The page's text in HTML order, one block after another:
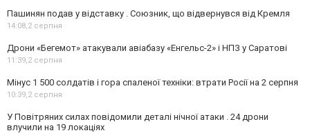
Пашинян подав у відставку . Союзник, що відвернувся від Кремля
14:08,2 серпня
Дрони «Бегемот» атакували авіабазу «Енгельс-2» і НПЗ у Саратові
11:39,2 серпня
Мінус 1 500 солдатів і гора спаленої техніки: втрати Росії на 2 серпня
10:39,2 серпня
У Повітряних силах повідомили деталі нічної атаки . 24 дрони
влучили на 19 локаціях